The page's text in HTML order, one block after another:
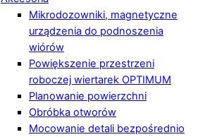
Mikrodozowniki, magnetyczne
urządzenia do podnoszenia
wiórów
Powiększenie przestrzeni
roboczej wiertarek OPTIMUM
Planowanie powierzchni
Obróbka otworów
Mocowanie detali bezpośrednio